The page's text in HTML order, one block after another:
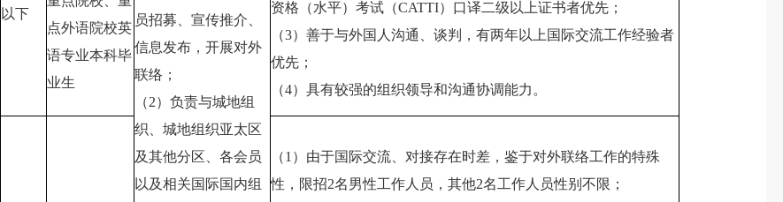
以下
点外语院校英
语专业本科毕
业生
员招募、宣传推介、
信息发布，开展对外
联络；
（2）负责与城地组
织、城地组织亚太区
及其他分区、各会员
以及相关国际国内组
资格（水平）考试（CATTI）口译二级以上证书者优先；
（3）善于与外国人沟通、谈判，有两年以上国际交流工作经验者
优先；
（4）具有较强的组织领导和沟通协调能力。
（1）由于国际交流、对接存在时差，鉴于对外联络工作的特殊
性，限招2名男性工作人员，其他2名工作人员性别不限；